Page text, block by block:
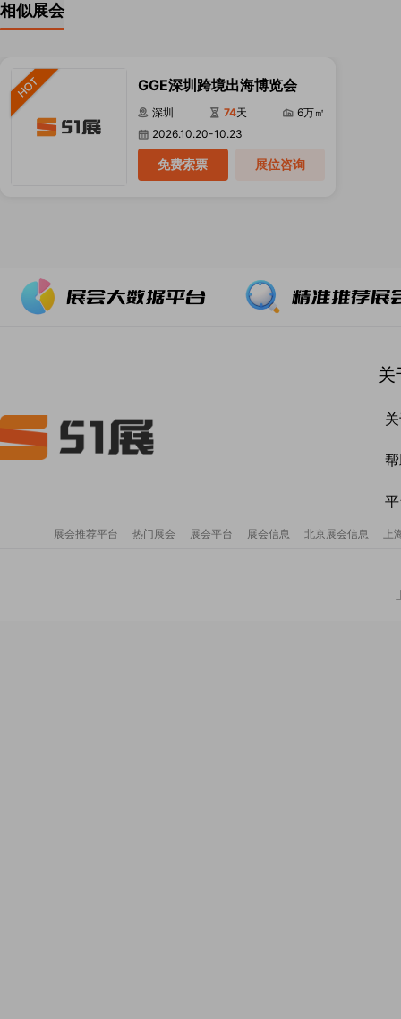
相似展会
GGE深圳跨境出海博览会
深圳 74天
6万㎡
2026.10.20-10.23
免费索票 展位咨询
关
展会推荐平台 热门展会 展会平台 展会信息 北京展会信息 上